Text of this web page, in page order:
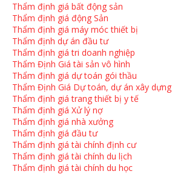
Thẩm định giá bất động sản
Thẩm định giá động Sản
Thẩm định giá máy móc thiết bị
Thẩm định dự án đầu tư
Thẩm định giá tri doanh nghiệp
Thẩm Định Giá tài sản vô hình
Thẩm định giá dự toán gói thầu
Thẩm Định Giá Dự toán, dự án xây dựng
Thẩm định giá trang thiết bị y tế
Thẩm định giá Xử lý nợ
Thẩm định giá nhà xưởng
Thẩm định giá đầu tư
Thẩm định giá tài chính định cư
Thẩm định giá tài chính du lịch
Thẩm định giá tài chính du học